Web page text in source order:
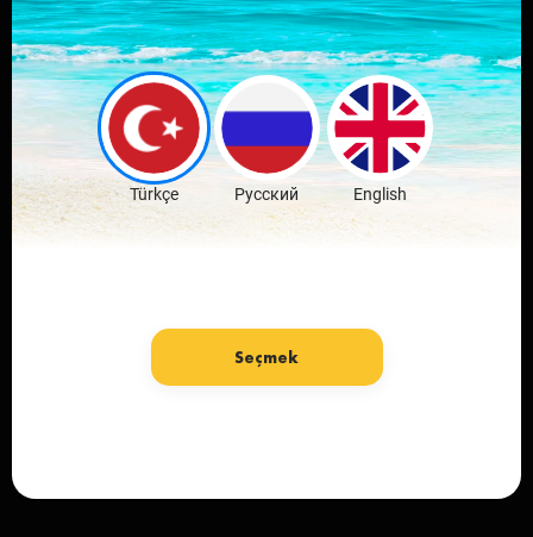
Yorumla ve
haberleri
değerlendir
Ücretsiz İndir
Türkçe Русский English
Seçmek